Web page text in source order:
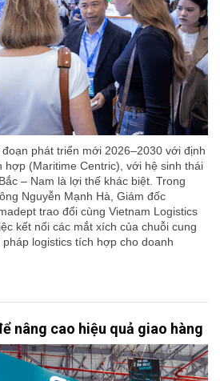
phát triển mới 2026–2030 với định
hợp (Maritime Centric), với hệ sinh thái
– Nam là lợi thế khác biệt. Trong
Nguyễn Mạnh Hà, Giám đốc
trao đổi cùng Vietnam Logistics
kết nối các mắt xích của chuỗi cung
logistics tích hợp cho doanh
nâng cao hiệu quả giao hàng